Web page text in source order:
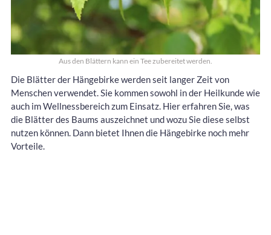
Aus den Blättern kann ein Tee zubereitet werden.
Die Blätter der Hängebirke werden seit langer Zeit von
Menschen verwendet. Sie kommen sowohl in der Heilkunde wie
auch im Wellnessbereich zum Einsatz. Hier erfahren Sie, was
die Blätter des Baums auszeichnet und wozu Sie diese selbst
nutzen können. Dann bietet Ihnen die Hängebirke noch mehr
Vorteile.